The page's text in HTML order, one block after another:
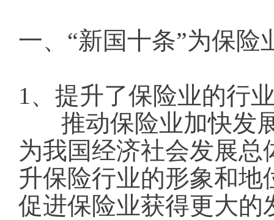
一、“新国十条”为保
1、提升了保险业的行
推动保险业加快发
为我国经济社会发展
升保险行业的形象和
促进保险业获得更大的